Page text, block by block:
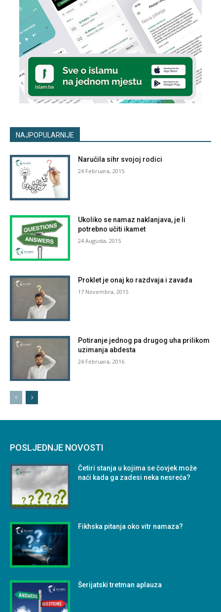
NAJPOPULARNIJE
Naručila sihr svojoj rodici
24 Februara, 2015
Ukoliko se namaz naklanjava, je li
potrebno učiti ikamet
24 Augusta, 2015
Proklet je onaj ko razdvaja i zavađa
17 Novembra, 2015
Potiranje jednog pa drugog uha prilikom
uzimanja abdesta
24 Februara, 2016
POSLJEDNJE NOVOSTI
Četiri stanja u kojima se čovjek može
naći kada ga zadesi neka nesreća?
Fikhska pitanja oko vitr namaza?
Šerijatski tretman aplauza